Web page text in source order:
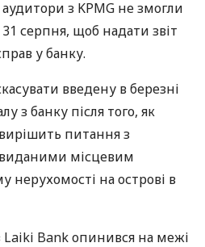
з KPMG не змогли
серпня, щоб надати звіт
у банку.
введену в березні
з банку після того, як
питання з
місцевим
нерухомості на острові в
Laiki Bank опинився на межі